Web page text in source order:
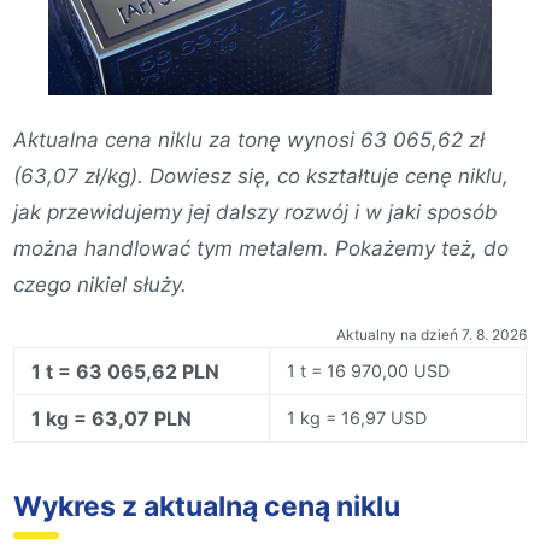
Aktualna cena niklu za tonę wynosi 63 065,62 zł
(63,07 zł/kg). Dowiesz się, co kształtuje cenę niklu,
jak przewidujemy jej dalszy rozwój i w jaki sposób
można handlować tym metalem. Pokażemy też, do
czego nikiel służy.
Aktualny na dzień 7. 8. 2026
1 t = 63 065,62 PLN 1 t = 16 970,00 USD
1 kg = 63,07 PLN 1 kg = 16,97 USD
Wykres z aktualną ceną niklu